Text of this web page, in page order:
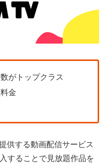
がトップクラス
金
供する動画配信サービス
することで見放題作品を